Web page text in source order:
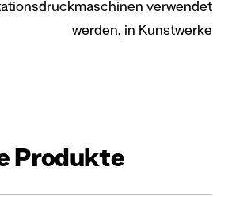
verwendet
werden, in Kunstwerke
Produkte